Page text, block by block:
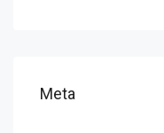
Meta